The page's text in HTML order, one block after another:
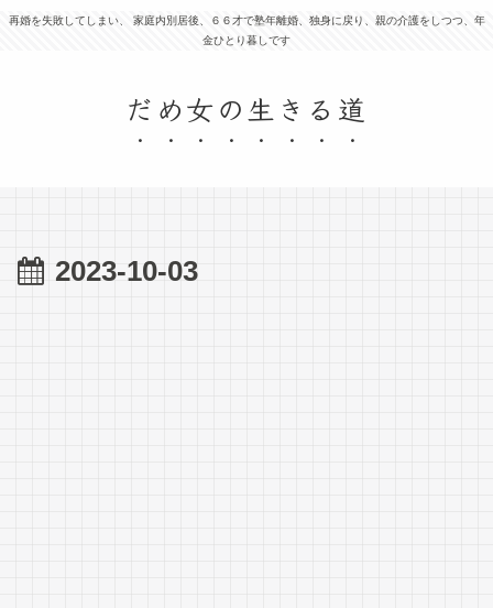
再婚を失敗してしまい、 家庭内別居後、６６才で塾年離婚、独身に戻り、親の介護をしつつ、年
金ひとり暮しです
だめ女の生きる道
2023-10-03